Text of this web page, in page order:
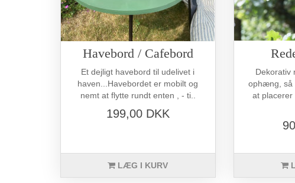
Havebord / Cafebord
Et dejligt havebord til udelivet i
haven...Havebordet er mobilt og
nemt at flytte rundt enten , - ti..
199,00 DKK
LÆG I KURV
Dekorativ
ophæng, så
at placerer